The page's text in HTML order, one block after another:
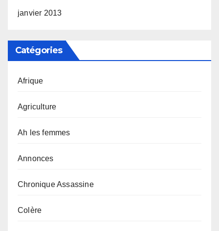
janvier 2013
Catégories
Afrique
Agriculture
Ah les femmes
Annonces
Chronique Assassine
Colère